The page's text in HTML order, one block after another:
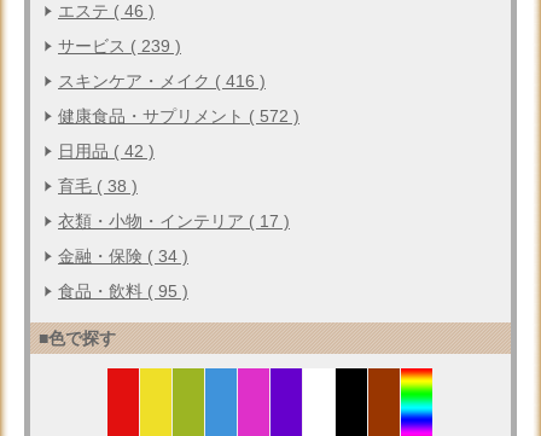
エステ ( 46 )
サービス ( 239 )
スキンケア・メイク ( 416 )
健康食品・サプリメント ( 572 )
日用品 ( 42 )
育毛 ( 38 )
衣類・小物・インテリア ( 17 )
金融・保険 ( 34 )
食品・飲料 ( 95 )
■色で探す